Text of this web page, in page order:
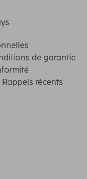
de garantie
Rappels récents